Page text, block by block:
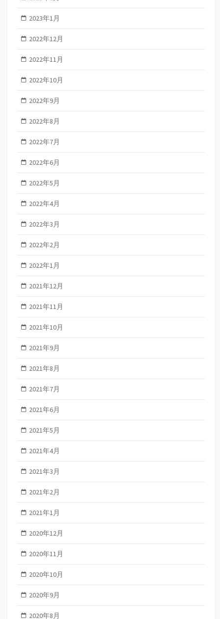
2023年1月
2022年12月
2022年11月
2022年10月
2022年9月
2022年8月
2022年7月
2022年6月
2022年5月
2022年4月
2022年3月
2022年2月
2022年1月
2021年12月
2021年11月
2021年10月
2021年9月
2021年8月
2021年7月
2021年6月
2021年5月
2021年4月
2021年3月
2021年2月
2021年1月
2020年12月
2020年11月
2020年10月
2020年9月
2020年8月